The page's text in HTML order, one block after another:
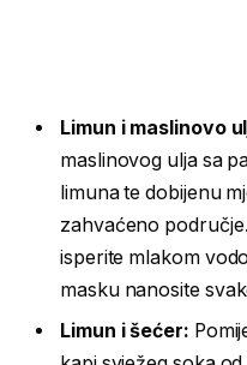
Limun i maslinovo
maslinovog ulja sa
limuna te dobijenu
zahvaćeno
isperite mlakom
masku nanosite
Limun i šećer: